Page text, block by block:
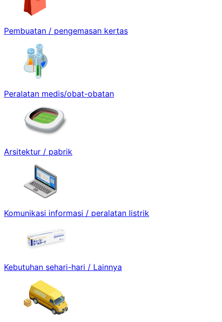
Pembuatan / pengemasan kertas
Peralatan medis/obat-obatan
Arsitektur / pabrik
Komunikasi informasi / peralatan listrik
Kebutuhan sehari-hari / Lainnya